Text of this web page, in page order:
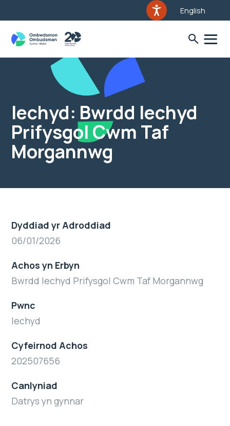
English
Iechyd: Bwrdd Iechyd
Prifysgol Cwm Taf
Morgannwg
Dyddiad yr Adroddiad
06/01/2026
Achos yn Erbyn
Bwrdd Iechyd Prifysgol Cwm Taf Morgannwg
Pwnc
Iechyd
Cyfeirnod Achos
202507656
Canlyniad
Datrys yn gynnar